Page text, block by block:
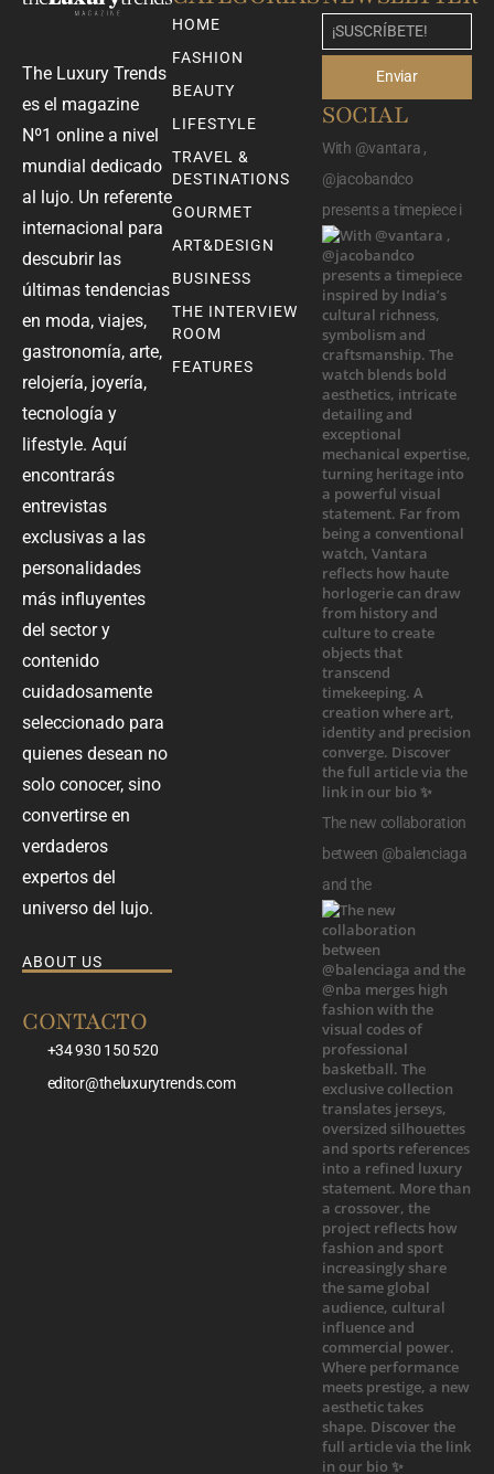
The Luxury Trends
es el magazine
Nº1 online a nivel
mundial dedicado
al lujo. Un referente
internacional para
descubrir las
últimas tendencias
en moda, viajes,
gastronomía, arte,
relojería, joyería,
tecnología y
lifestyle. Aquí
encontrarás
entrevistas
exclusivas a las
personalidades
más influyentes
del sector y
contenido
cuidadosamente
seleccionado para
quienes desean no
solo conocer, sino
convertirse en
verdaderos
expertos del
universo del lujo.
ABOUT US
CONTACTO
+34 930 150 520
editor@theluxurytrends.com
HOME
FASHION
BEAUTY
LIFESTYLE
TRAVEL &
DESTINATIONS
GOURMET
ART&DESIGN
BUSINESS
THE INTERVIEW
ROOM
FEATURES
Enviar
SOCIAL
With @vantara ,
@jacobandco
presents a timepiece i
The new collaboration
between @balenciaga
and the